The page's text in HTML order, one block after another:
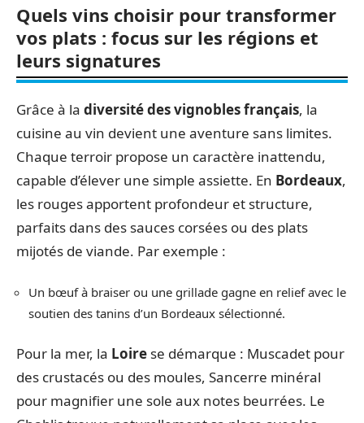
Quels vins choisir pour transformer
vos plats : focus sur les régions et
leurs signatures
Grâce à la diversité des vignobles français, la
cuisine au vin devient une aventure sans limites.
Chaque terroir propose un caractère inattendu,
capable d’élever une simple assiette. En Bordeaux,
les rouges apportent profondeur et structure,
parfaits dans des sauces corsées ou des plats
mijotés de viande. Par exemple :
Un bœuf à braiser ou une grillade gagne en relief avec le
soutien des tanins d’un Bordeaux sélectionné.
Pour la mer, la Loire se démarque : Muscadet pour
des crustacés ou des moules, Sancerre minéral
pour magnifier une sole aux notes beurrées. Le